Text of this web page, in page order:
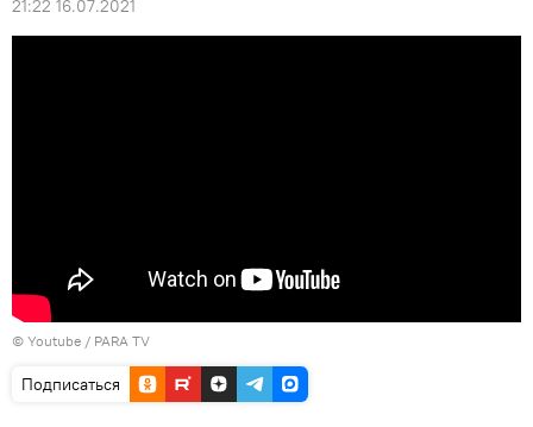
21:22 16.07.2021
© Youtube / PARA TV
Подписаться